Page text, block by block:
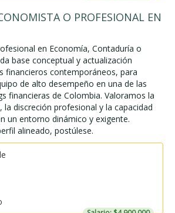
O PROFESIONAL EN
en Economía, Contaduría o
base conceptual y actualización
financieros contemporáneos, para
de alto desempeño en una de las
financieras de Colombia. Valoramos la
la discreción profesional y la capacidad
un entorno dinámico y exigente.
alineado, postúlese.